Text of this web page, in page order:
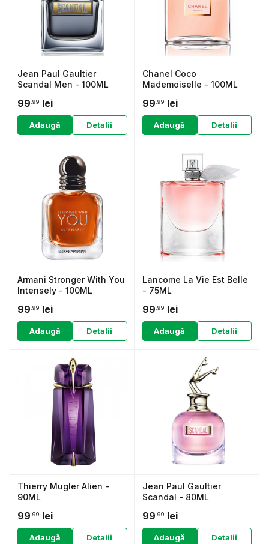
Jean Paul Gaultier
Scandal Men - 100ML
99 .99 lei
Adaugă Detalii
Chanel Coco
Mademoiselle - 100ML
99 .99 lei
Adaugă Detalii
Armani Stronger With You
Intensely - 100ML
99 .99 lei
Adaugă Detalii
Lancome La Vie Est Belle
- 75ML
99 .99 lei
Adaugă Detalii
Thierry Mugler Alien -
90ML
99 .99 lei
Adaugă Detalii
Jean Paul Gaultier
Scandal - 80ML
99 .99 lei
Adaugă Detalii